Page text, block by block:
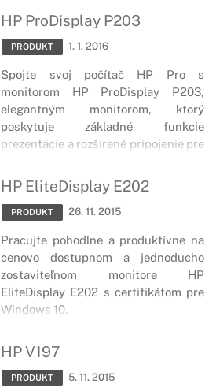
HP ProDisplay P203
PRODUKT 1. 1. 2016
Spojte svoj počítač HP Pro s
monitorom HP ProDisplay P203,
elegantným monitorom, ktorý
poskytuje základné funkcie
prezentácie a rozšírené pripojenie pre
za veľmi dostupnú cenu.
HP EliteDisplay E202
PRODUKT 26. 11. 2015
Pracujte pohodlne a produktívne na
cenovo dostupnom a jednoducho
zostaviteľnom monitore HP
EliteDisplay E202 s certifikátom pre
Windows 10.
HP V197
PRODUKT 5. 11. 2015